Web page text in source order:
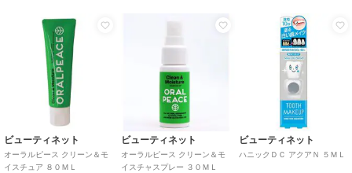
ビューティネット
オーラルピース クリーン＆モ
イスチュア ８０ＭＬ
ビューティネット
オーラルピース クリーン＆モ
イスチャスプレー ３０ＭＬ
ビューティネット
ハニックＤＣ アクアＮ ５ＭＬ